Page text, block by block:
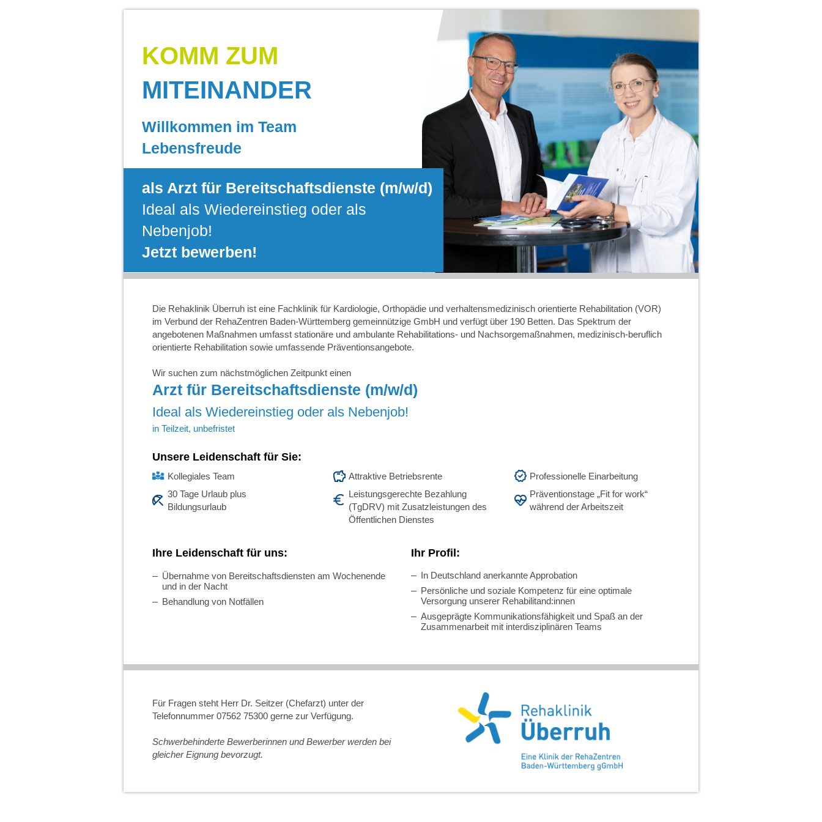
KOMM ZUM
MITEINANDER
Willkommen im Team
Lebensfreude
als Arzt für Bereitschaftsdienste (m/w/d)
Ideal als Wiedereinstieg oder als
Nebenjob!
Jetzt bewerben!
Die Rehaklinik Überruh ist eine Fachklinik für Kardiologie, Orthopädie und verhaltensmedizinisch orientierte Rehabilitation (VOR)
im Verbund der RehaZentren Baden-Württemberg gemeinnützige GmbH und verfügt über 190 Betten. Das Spektrum der
angebotenen Maßnahmen umfasst stationäre und ambulante Rehabilitations- und Nachsorgemaßnahmen, medizinisch-beruflich
orientierte Rehabilitation sowie umfassende Präventionsangebote.
Wir suchen zum nächstmöglichen Zeitpunkt einen
Arzt für Bereitschaftsdienste (m/w/d)
Ideal als Wiedereinstieg oder als Nebenjob!
in Teilzeit, unbefristet
Unsere Leidenschaft für Sie:
Kollegiales Team
30 Tage Urlaub plus
Bildungsurlaub
Attraktive Betriebsrente
Leistungsgerechte Bezahlung
(TgDRV) mit Zusatzleistungen des
Öffentlichen Dienstes
Professionelle Einarbeitung
Präventionstage „Fit for work“
während der Arbeitszeit
Ihre Leidenschaft für uns:
Übernahme von Bereitschaftsdiensten am Wochenende
und in der Nacht
Behandlung von Notfällen
Ihr Profil:
In Deutschland anerkannte Approbation
Persönliche und soziale Kompetenz für eine optimale
Versorgung unserer Rehabilitand:innen
Ausgeprägte Kommunikationsfähigkeit und Spaß an der
Zusammenarbeit mit interdisziplinären Teams
Für Fragen steht Herr Dr. Seitzer (Chefarzt) unter der
Telefonnummer 07562 75300 gerne zur Verfügung.
Schwerbehinderte Bewerberinnen und Bewerber werden bei
gleicher Eignung bevorzugt.